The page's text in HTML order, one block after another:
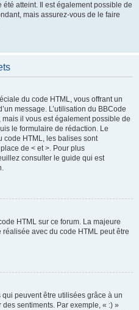
été atteint. Il est également possible de
mais assurez-vous de le faire
du code HTML, vous offrant un
message. L’utilisation du BBCode
il vous est également possible de
le formulaire de rédaction. Le
code HTML, les balises sont
de < et >. Pour plus
consulter le guide qui est
HTML sur ce forum. La majeure
avec du code HTML peut être
peuvent être utilisées grâce à un
sentiments. Par exemple, « :) »